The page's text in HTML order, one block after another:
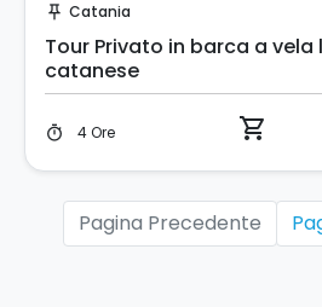
push_pin Catania
Tour Privato in barca a
catanese
timer 4 Ore shopping_cart
Pagina Precedente